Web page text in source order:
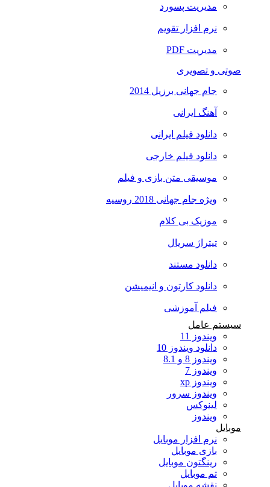
مدیریت پسورد
نرم افزار تقویم
مدیریت PDF
صوتی و تصویری
جام جهانی برزیل 2014
آهنگ ایرانی
دانلود فیلم ایرانی
دانلود فیلم خارجی
موسیقی متن بازی و فیلم
ویژه جام جهانی 2018 روسیه
موزیک بی کلام
تیتراژ سریال
دانلود مستند
دانلود کارتون و انیمیشن
فیلم آموزشی
سیستم عامل
ویندوز 11
دانلود ویندوز 10
ویندوز 8 و 8.1
ویندوز 7
ویندوز xp
ویندوز سرور
لینوکس
ویندوز
نرم افزار موبایل
بازی موبایل
رینگتون موبایل
تم موبایل
نقشه موبایل